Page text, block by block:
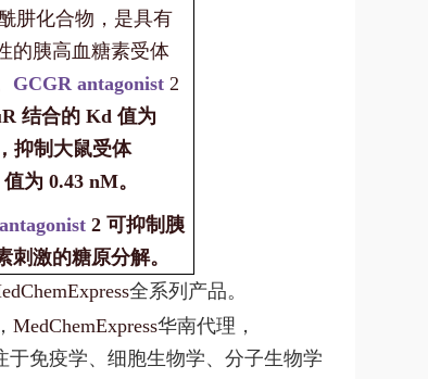
肼化合物，是具有
的胰高血糖素受体
GCGR antagonist2
结合的 Kd 值为
抑制大鼠受体
值为 0.43 nM。
2 可抑制胰
刺激的糖原分解。
全系列产品。
MedChemExpress华南代理，
免疫学、细胞生物学、分子生物学